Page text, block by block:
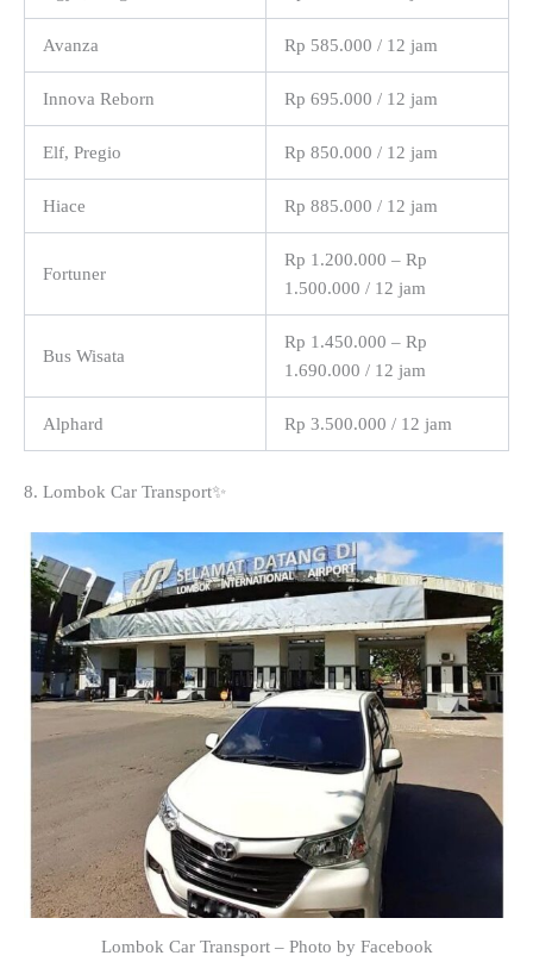
Avanza Rp 585.000 / 12 jam
Innova Reborn Rp 695.000 / 12 jam
Elf, Pregio Rp 850.000 / 12 jam
Hiace Rp 885.000 / 12 jam
Fortuner
Rp 1.200.000 – Rp
1.500.000 / 12 jam
Bus Wisata
Rp 1.450.000 – Rp
1.690.000 / 12 jam
Alphard Rp 3.500.000 / 12 jam
8. Lombok Car Transport✨
Lombok Car Transport – Photo by Facebook